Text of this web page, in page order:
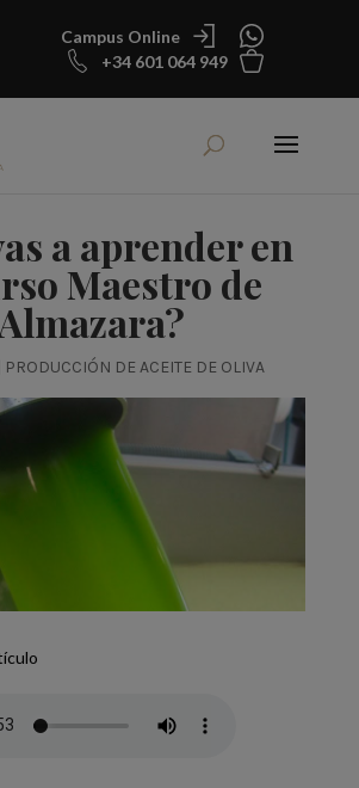
Campus Online
+34 601 064 949
a aprender en
Maestro de
PRODUCCIÓN DE ACEITE DE OLIVA